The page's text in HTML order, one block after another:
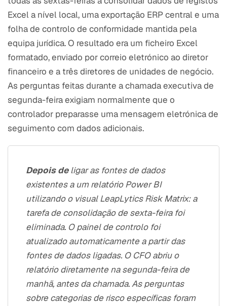
Excel a nível local, uma exportação ERP central e uma
folha de controlo de conformidade mantida pela
equipa jurídica. O resultado era um ficheiro Excel
formatado, enviado por correio eletrónico ao diretor
financeiro e a três diretores de unidades de negócio.
As perguntas feitas durante a chamada executiva de
segunda-feira exigiam normalmente que o
controlador preparasse uma mensagem eletrónica de
seguimento com dados adicionais.
Depois deligar as fontes de dados
existentes a um relatório Power BI
utilizando o visual LeapLytics Risk Matrix: a
tarefa de consolidação de sexta-feira foi
eliminada. O painel de controlo foi
atualizado automaticamente a partir das
fontes de dados ligadas. O CFO abriu o
relatório diretamente na segunda-feira de
manhã, antes da chamada. As perguntas
sobre categorias de risco específicas foram